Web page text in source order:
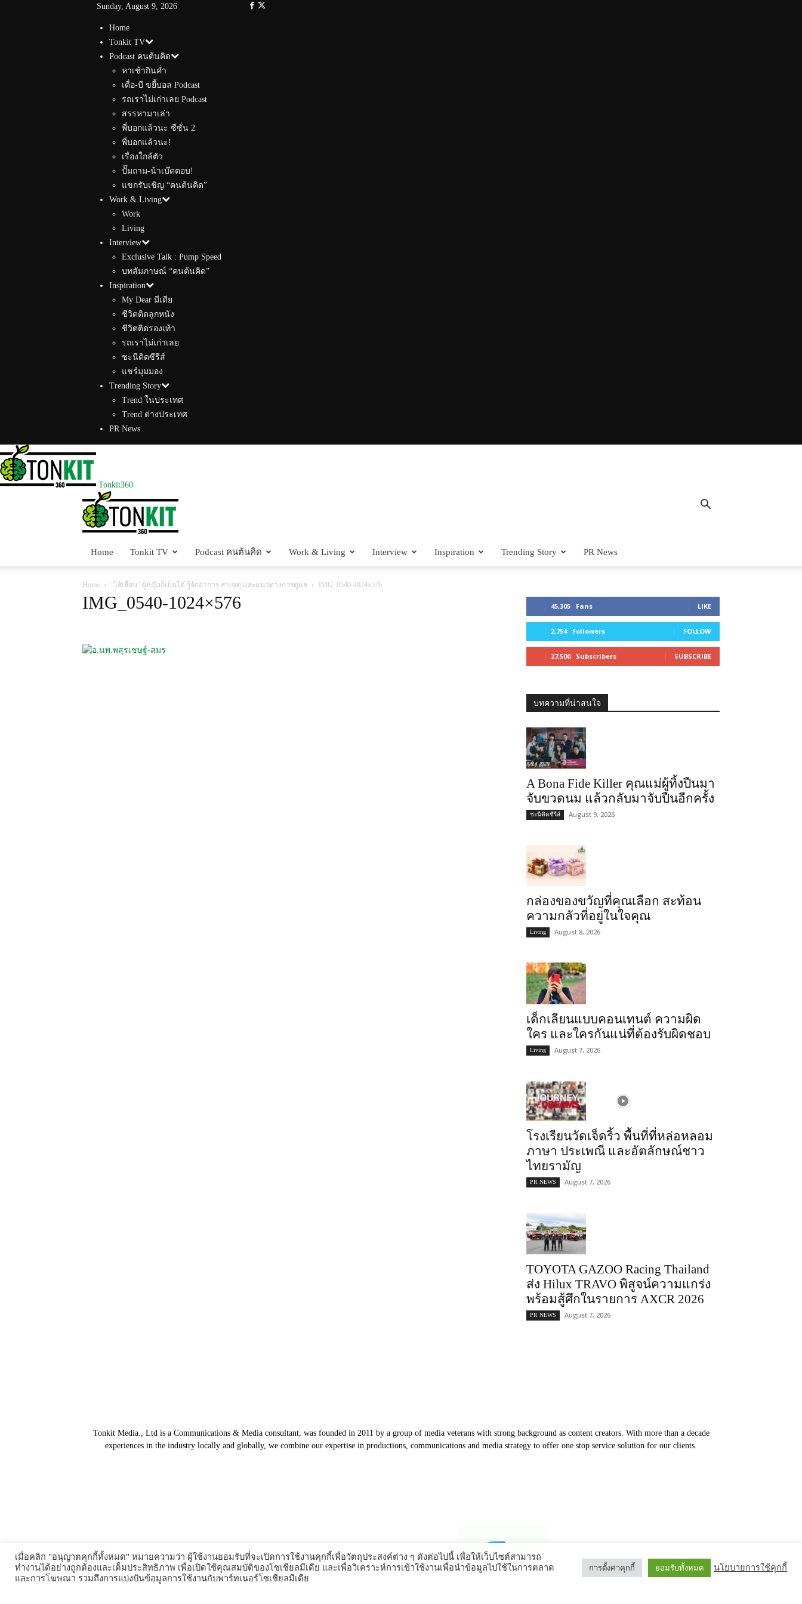
Sunday, August 9, 2026
Home
Tonkit TV
Podcast คนต้นคิด
หาเช้ากินค่ำ
เดื่อ-บี ขยี้บอล Podcast
รถเราไม่เก่าเลย Podcast
สรรหามาเล่า
พี่บอกแล้วนะ ซีซั่น 2
พี่บอกแล้วนะ!
เรื่องใกล้ตัว
ปั๊มถาม-น้าเบ๊ดตอบ!
แขกรับเชิญ “คนต้นคิด”
Work & Living
Work
Living
Interview
Exclusive Talk : Pump Speed
บทสัมภาษณ์ “คนต้นคิด”
Inspiration
My Dear มีเดีย
ชีวิตติดลูกหนัง
ชีวิตติดรองเท้า
รถเราไม่เก่าเลย
ชะนีติดซีรีส์
แชร์มุมมอง
Trending Story
Trend ในประเทศ
Trend ต่างประเทศ
PR News
Tonkit360
Home Tonkit TV Podcast คนต้นคิด Work & Living Interview Inspiration Trending Story PR News
Home “ไส้เลื่อน” ผู้หญิงก็เป็นได้ รู้จักอาการ สาเหตุ และแนวทางการดูแล IMG_0540-1024x576
IMG_0540-1024×576 45,305 Fans LIKE
2,754 Followers FOLLOW
27,500 Subscribers SUBSCRIBE
บทความที่น่าสนใจ
A Bona Fide Killer คุณแม่ผู้ทิ้งปืนมา
จับขวดนม แล้วกลับมาจับปืนอีกครั้ง
ชะนีติดซีรีส์ August 9, 2026
กล่องของขวัญที่คุณเลือก สะท้อน
ความกลัวที่อยู่ในใจคุณ
Living August 8, 2026
เด็กเลียนแบบคอนเทนต์ ความผิด
ใคร และใครกันแน่ที่ต้องรับผิดชอบ
Living August 7, 2026
โรงเรียนวัดเจ็ดริ้ว พื้นที่ที่หล่อหลอม
ภาษา ประเพณี และอัตลักษณ์ชาว
ไทยรามัญ
PR NEWS August 7, 2026
TOYOTA GAZOO Racing Thailand
ส่ง Hilux TRAVO พิสูจน์ความแกร่ง
พร้อมสู้ศึกในรายการ AXCR 2026
PR NEWS August 7, 2026
Tonkit Media., Ltd is a Communications & Media consultant, was founded in 2011 by a group of media veterans with strong background as content creators. With more than a decade
experiences in the industry locally and globally, we combine our expertise in productions, communications and media strategy to offer one stop service solution for our clients.
เมื่อคลิก "อนุญาตคุกกี้ทั้งหมด" หมายความว่า ผู้ใช้งานยอมรับที่จะเปิดการใช้งานคุกกี้เพื่อวัตถุประสงค์ต่าง ๆ ดังต่อไปนี้ เพื่อให้เว็บไซต์สามารถ
ทำงานได้อย่างถูกต้องและเต็มประสิทธิภาพ เพื่อเปิดใช้คุณสมบัติของโซเชียลมีเดีย และเพื่อวิเคราะห์การเข้าใช้งานเพื่อนำข้อมูลไปใช้ในการตลาด
และการโฆษณา รวมถึงการแบ่งปันข้อมูลการใช้งานกับพาร์ทเนอร์โซเชียลมีเดีย
การตั้งค่าคุกกี้ ยอมรับทั้งหมด นโยบายการใช้คุกกี้